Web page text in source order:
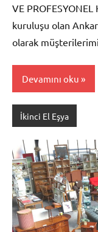
VE
kuruluşu olan
olarak
Devamını oku
İkinci El Eşya